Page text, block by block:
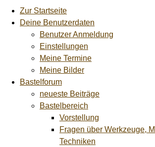
Zur Startseite
Deine Benutzerdaten
Benutzer Anmeldung
Einstellungen
Meine Termine
Meine Bilder
Bastelforum
neueste Beiträge
Bastelbereich
Vorstellung
Fragen über Werkzeuge,
Techniken